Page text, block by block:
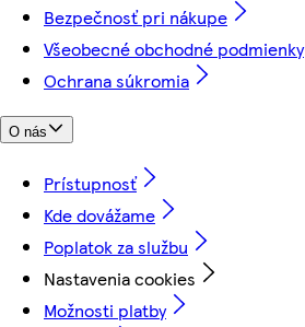
Bezpečnosť pri nákupe
Všeobecné obchodné podmienky
Ochrana súkromia
O nás
Prístupnosť
Kde dovážame
Poplatok za službu
Nastavenia cookies
Možnosti platby